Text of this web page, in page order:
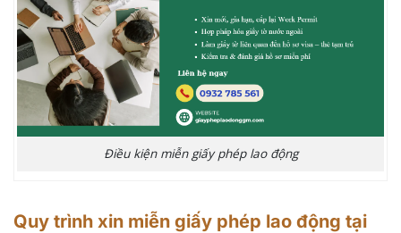
Điều kiện miễn giấy phép lao động
Quy trình xin miễn giấy phép lao động tại